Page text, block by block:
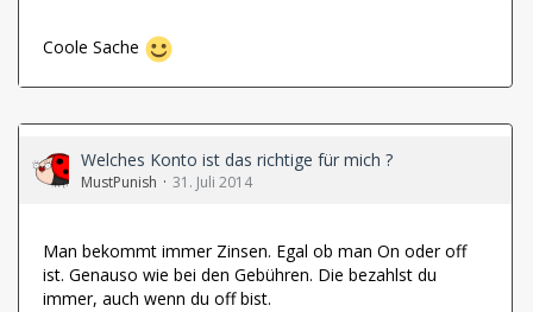
Coole Sache
Welches Konto ist das richtige für mich ?
MustPunish 31. Juli 2014
Man bekommt immer Zinsen. Egal ob man On oder off
ist. Genauso wie bei den Gebühren. Die bezahlst du
immer, auch wenn du off bist.